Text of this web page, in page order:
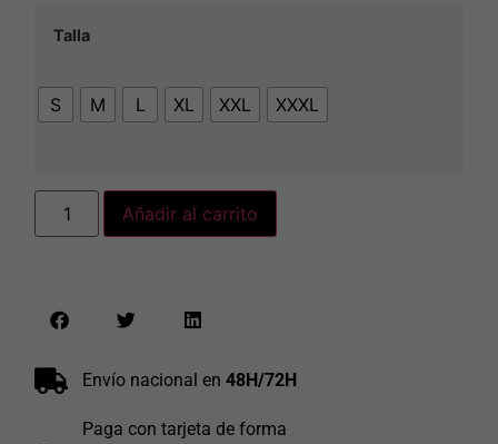
Talla
S M L XL XXL XXXL
Añadir al carrito
Envío nacional en 48H/72H
Paga con tarjeta de forma